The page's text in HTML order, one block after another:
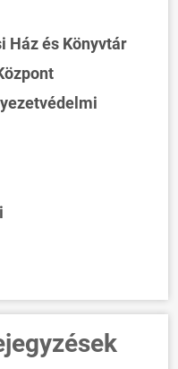
Ház és Könyvtár